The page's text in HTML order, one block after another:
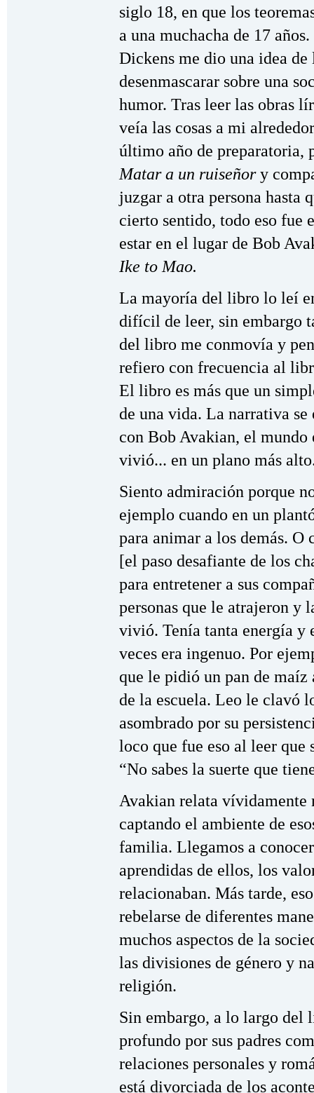
siglo 18, en que los
a una muchacha de 17 años.
Dickens me dio una idea
desenmascarar sobre una
humor. Tras leer las obras
veía las cosas a mi
último año de preparatoria,
Matar a un ruiseñory
juzgar a otra persona hasta
cierto sentido, todo eso fue
estar en el lugar de Bob
Ike to Mao.
La mayoría del libro lo leí
difícil de leer, sin embargo
del libro me conmovía y
refiero con frecuencia al
El libro es más que un
de una vida. La narrativa
con Bob Avakian, el mundo
vivió... en un plano más
Siento admiración porque
ejemplo cuando en un
para animar a los demás. O
[el paso desafiante de los
para entretener a sus
personas que le atrajeron y
vivió. Tenía tanta energía y
veces era ingenuo. Por
que le pidió un pan de
de la escuela. Leo le clavó
asombrado por su
loco que fue eso al leer que
“No sabes la suerte que
Avakian relata vívidamente
captando el ambiente de
familia. Llegamos a
aprendidas de ellos, los
relacionaban. Más tarde,
rebelarse de diferentes
muchos aspectos de la
las divisiones de género y
religión.
Sin embargo, a lo largo del
profundo por sus padres
relaciones personales y
está divorciada de los